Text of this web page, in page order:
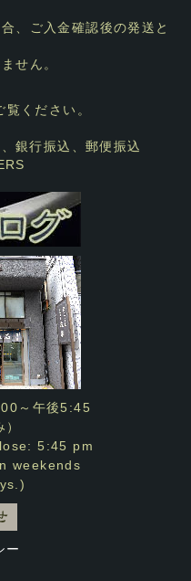
、ご入金確認後の発送と
せん。
覧ください。
銀行振込、郵便振込
～午後5:45
5:45 pm
weekends
ー